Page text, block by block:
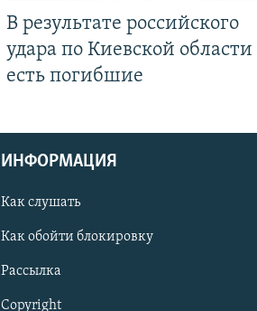
В результате российского
удара по Киевской области
есть погибшие
ИНФОРМАЦИЯ
Как слушать
Как обойти блокировку
Рассылка
Copyright